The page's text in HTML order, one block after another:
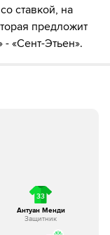
половине поля
из команды
Эли Вахи
ставкой, на
предложит
«Сент-Этьен».
33
Антуан Менди
Защитник